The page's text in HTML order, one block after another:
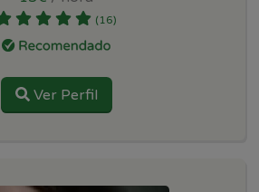
(16)
Ver Perfil